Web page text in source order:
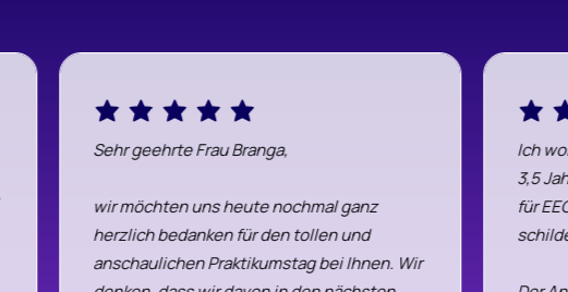
Sehr geehrte Frau Branga,
wir möchten uns heute nochmal ganz
herzlich bedanken für den tollen und
anschaulichen Praktikumstag bei Ihnen. Wir
Ich
3,5
für